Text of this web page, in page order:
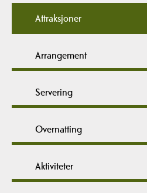
Attraksjoner
Arrangement
Servering
Overnatting
Aktiviteter